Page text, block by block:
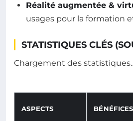
Réalité augmentée &
usages pour la formation
STATISTIQUES CLÉS
Chargement des
ASPECTS BÉNÉFICES